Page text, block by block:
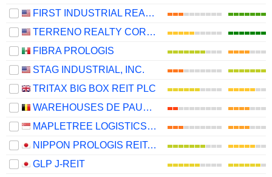
FIRST INDUSTRIAL REALTY TRUST, INC.
TERRENO REALTY CORPORATION
FIBRA PROLOGIS
STAG INDUSTRIAL, INC.
TRITAX BIG BOX REIT PLC
WAREHOUSES DE PAUW SA
MAPLETREE LOGISTICS TRUST
NIPPON PROLOGIS REIT, INC.
GLP J-REIT